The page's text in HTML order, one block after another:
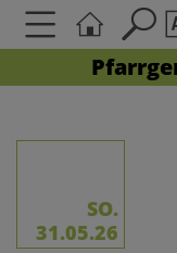
Schriftgröße
AA
SO.
31.05.26